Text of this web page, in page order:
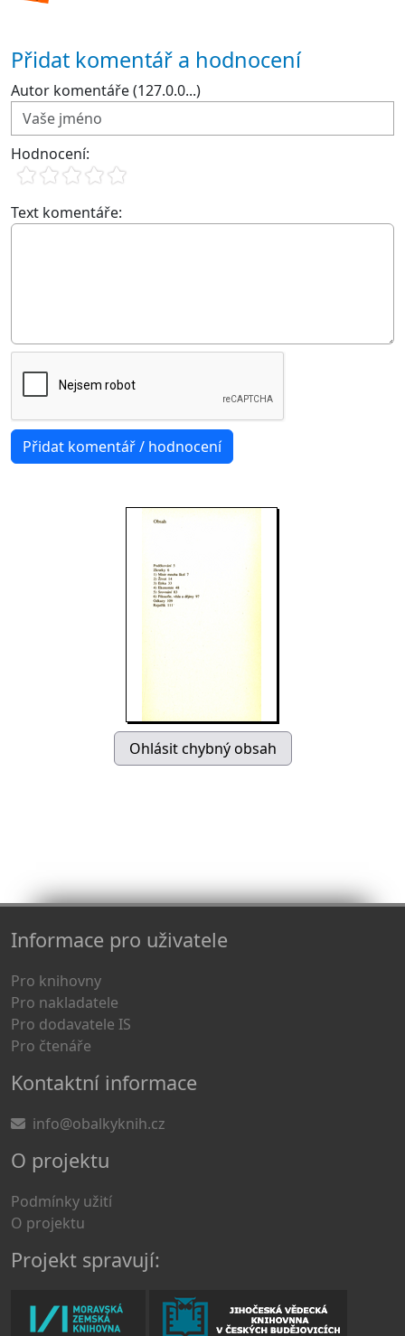
Přidat komentář a hodnocení
Autor komentáře (127.0.0...)
Hodnocení:
Text komentáře:
Informace pro uživatele
Pro knihovny
Pro nakladatele
Pro dodavatele IS
Pro čtenáře
Kontaktní informace
info@obalkyknih.cz
O projektu
Podmínky užití
O projektu
Projekt spravují: